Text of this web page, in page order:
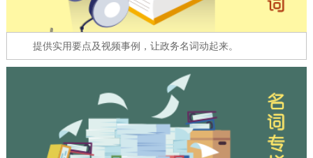
한국어 日本語
DEUTSCH FRANÇAIS РУССКИЙ ЯЗЫК
العربية PORTUGUÊS
ITALIANO
提供实用要点及视频事例，让政务名词动起来。